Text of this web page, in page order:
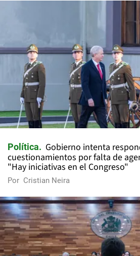
Política
Gobierno intenta
cuestionamientos por falta de
"Hay iniciativas en el Congreso"
Por Cristian Neira